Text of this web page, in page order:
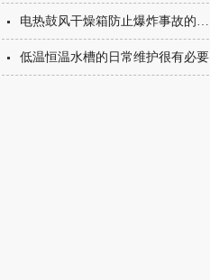
电热鼓风干燥箱防止爆炸事故的经验
低温恒温水槽的日常维护很有必要